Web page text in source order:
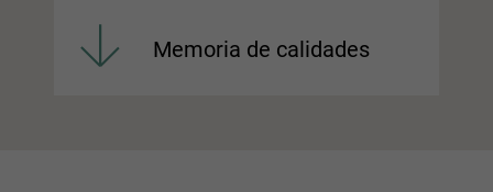
Memoria de calidades